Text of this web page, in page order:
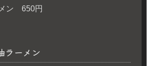
ン 650円
ラーメン